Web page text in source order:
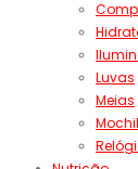
Luvas
Meias